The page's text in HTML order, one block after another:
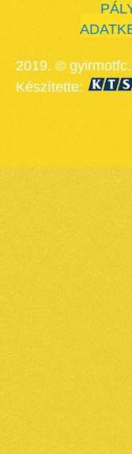
2019. ©
Készítette: